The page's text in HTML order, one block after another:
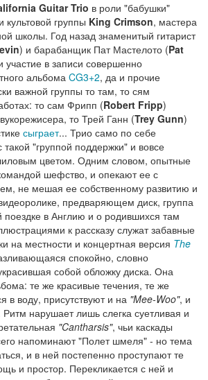
Guitar Trio в роли "бабушки"
культовой группы King Crimson, мастера
школы. Год назад знаменитый гитарист
) и барабанщик Пат Мастелото (Pat
участие в записи совершенно
альбома CG3+2, да и прочие
важной группы то там, то сям
то сам Фрипп (Robert Fripp)
то Трей Ганн (Trey Gunn)
сыграет... Трио само по себе
"группой поддержки" и вовсе
цветом. Одним словом, опытные
шефство, и опекают ее с
не мешая ее собственному развитию и
предваряющем диск, группа
поездке в Англию и о родившихся там
к рассказу служат забавные
на местности и концертная версия The
спокойно, словно
собой обложку диска. Она
те же красивые течения, те же
в воду, присутствуют и на "Mee-Woo", и
Ритм нарушает лишь слегка суетливая и
"Cantharsis", чьи каскады
напоминают "Полет шмеля" - но тема
и в ней постепенно проступают те
и простор. Перекликается с ней и